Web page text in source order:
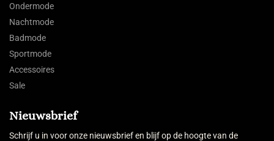
Ondermode
Nachtmode
Badmode
Sportmode
Accessoires
Sale
Nieuwsbrief
Schrijf u in voor onze nieuwsbrief en blijf op de hoogte van de